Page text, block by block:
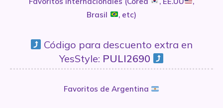
Brasil
, etc)
Código para descuento extra en
YesStyle: PULI2690
Favoritos de Argentina